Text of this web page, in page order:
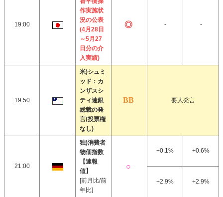
19:00
作実施状
況の公表
(4月28日
～5月27
日分の介
入実績)
- -
19:50
米)シュミ
ッド：カ
ンザスシ
ティ連銀
総裁の発
言(投票権
なし)
要人発言
21:00
独)消費者
物価指数
【速報
値】
[前月比/前
年比]
+0.1% +0.6%
+2.9% +2.9%